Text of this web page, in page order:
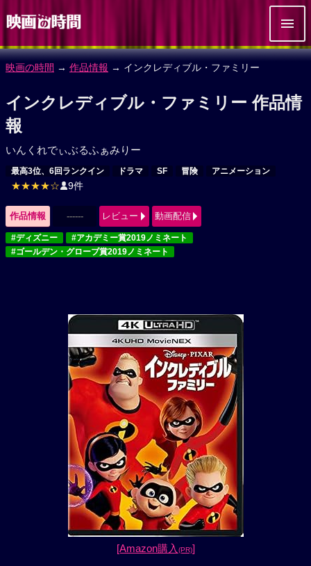
映画の時間 → 作品情報 → インクレディブル・ファミリー
インクレディブル・ファミリー 作品情
報
いんくれでぃぶるふぁみりー
最高3位、6回ランクイン ドラマ SF 冒険 アニメーション
★★★★☆ 9件
作品情報 ------ レビュー 動画配信
#ディズニー
#アカデミー賞2019ノミネート
#ゴールデン・グローブ賞2019ノミネート
[Amazon購入 (PR)]